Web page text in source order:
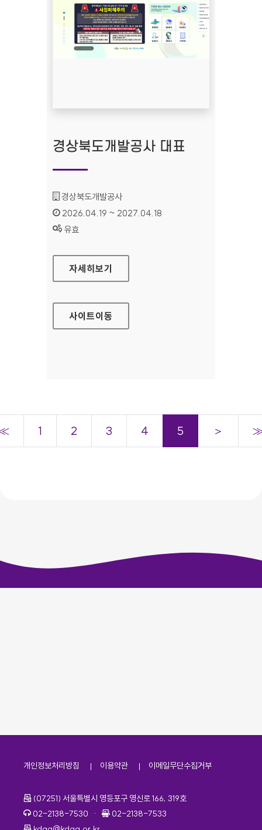
경상북도개발공사 대표
기관명 :
경상북도개발공사
인증기간 :
2026.04.19 ~ 2027.04.18
상태 :
유효
경상북도개발공사 대표
자세히보기
사이트이동
1 2 3 4 5 ＞
개인정보처리방침 이용약관 이메일무단수집거부
주소
(07251) 서울특별시 영등포구 영신로 166, 319호
전화번호
02-2138-7530 · 팩스번호
02-2138-7533